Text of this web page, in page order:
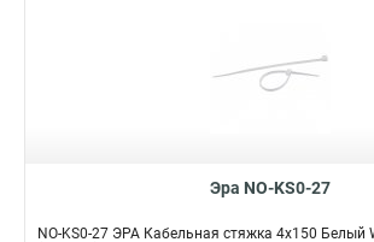
Эра NO-KS0-27
NO-KS0-27 ЭРА Кабельная стяжка 4х150 Белый